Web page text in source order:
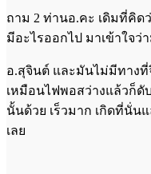
ถาม 2 ท่านอ.คะ เดิมที่คิด
มีอะไรออกไป มาเข้าใจว่
อ.สุจินต์ และมันไม่มีทางที่
เหมือนไฟพอสว่างแล้วก็ดั
นั้นด้วย เร็วมาก เกิดที่นั่น
เลย